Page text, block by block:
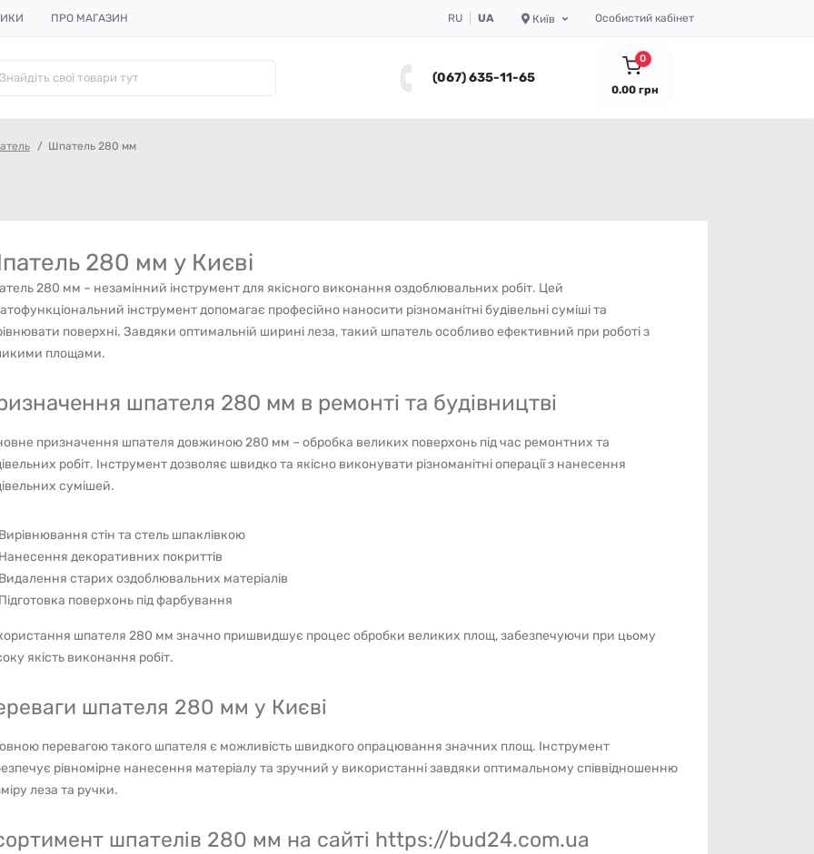
ПРО МАГАЗИН RU UA Київ Особистий кабінет
(067) 635-11-65
0
0.00 грн
Шпатель 280 мм
280 мм у Києві
280 мм – незамінний інструмент для якісного виконання оздоблювальних робіт. Цей
інструмент допомагає професійно наносити різноманітні будівельні суміші та
поверхні. Завдяки оптимальній ширині леза, такий шпатель особливо ефективний при роботі з
площами.
шпателя 280 мм в ремонті та будівництві
призначення шпателя довжиною 280 мм – обробка великих поверхонь під час ремонтних та
робіт. Інструмент дозволяє швидко та якісно виконувати різноманітні операції з нанесення
сумішей.
Вирівнювання стін та стель шпаклівкою
Нанесення декоративних покриттів
Видалення старих оздоблювальних матеріалів
Підготовка поверхонь під фарбування
шпателя 280 мм значно пришвидшує процес обробки великих площ, забезпечуючи при цьому
якість виконання робіт.
шпателя 280 мм у Києві
перевагою такого шпателя є можливість швидкого опрацювання значних площ. Інструмент
рівномірне нанесення матеріалу та зручний у використанні завдяки оптимальному співвідношенню
леза та ручки.
шпателів 280 мм на сайті https://bud24.com.ua